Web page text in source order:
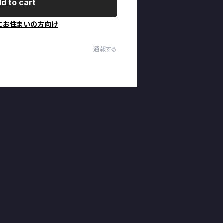
to cart
お住まいの方向け
通報する